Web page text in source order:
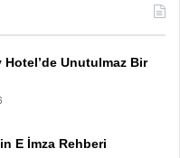
Unutulmaz Bir
E İmza Rehberi